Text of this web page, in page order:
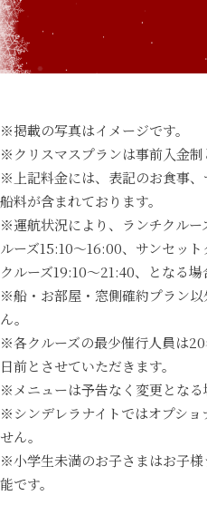
※掲載の写真はイメージです。
※クリスマスプランは事前入金制
※上記料金には、表記のお食事
船料が含まれております。
※運航状況により、ランチクルー
ルーズ15:10～16:00、サンセッ
クルーズ19:10～21:40、となる場
※船・お部屋・窓側確約プラン
ん。
※各クルーズの最少催行人員は
日前とさせていただきます。
※メニューは予告なく変更となる
※シンデレラナイトではオプショ
せん。
※小学生未満のお子さまはお子
能です。